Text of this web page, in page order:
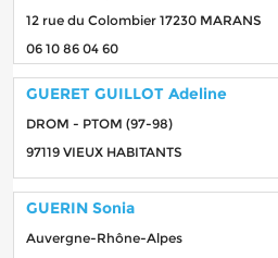
12 rue du Colombier 17230 MARANS
06 10 86 04 60
GUERET GUILLOT Adeline
DROM - PTOM (97-98)
97119 VIEUX HABITANTS
GUERIN Sonia
Auvergne-Rhône-Alpes